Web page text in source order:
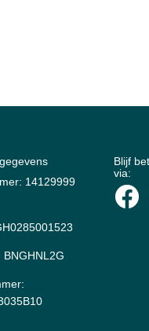
14129999
BNGHNL2G
Blijf
via: